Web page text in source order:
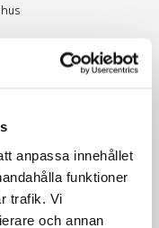
anpassa innehållet
funktioner
trafik. Vi
och annan